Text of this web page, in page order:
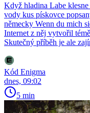
Když hladina Labe
vody kus pískovce
německy Wenn du mich
Internet z něj vytvořil
Skutečný příběh je ale
Kód Enigma
dnes, 09:02
5 min